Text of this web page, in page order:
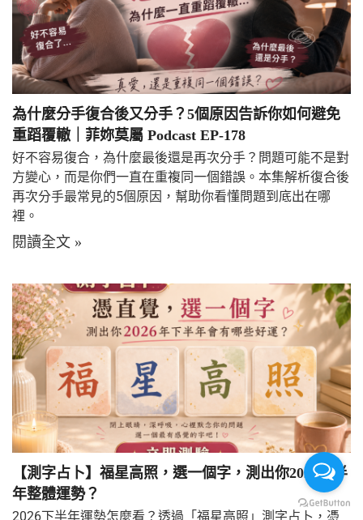
為什麼分手復合後又分手？5個原因告訴你如何避免
重蹈覆轍｜菲妳莫屬 Podcast EP-178
好不容易復合，為什麼最後還是再次分手？問題可能不是對
方變心，而是你們一直在重複同一個錯誤。本集解析復合後
再次分手最常見的5個原因，幫助你看懂問題到底出在哪
裡。
閱讀全文 »
【測字占卜】福星高照，選一個字，測出你2026下半
年整體運勢？
2026下半年運勢怎麼看？透過「福星高照」測字占卜，憑